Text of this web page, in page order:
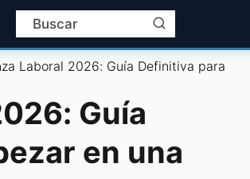
Laboral 2026: Guía Definitiva para
Guía
en una